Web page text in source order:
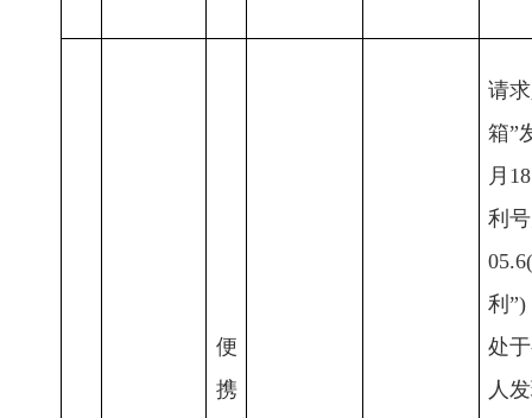
便
携
请
箱”
月
利
利
处
人